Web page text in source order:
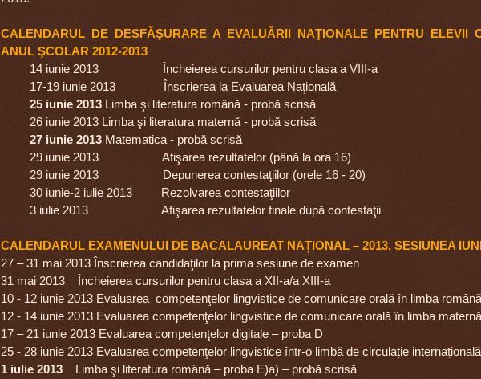
CALENDARUL DE DESFĂŞURARE A EVALUĂRII NAŢIONALE PENTRU ELEVII
ANUL ŞCOLAR 2012-2013
14 iunie 2013 Încheierea cursurilor pentru clasa a VIII-a
17-19 iunie 2013 Înscrierea la Evaluarea Naţională
25 iunie 2013 Limba şi literatura română - probă scrisă
26 iunie 2013 Limba şi literatura maternă - probă scrisă
27 iunie 2013 Matematica - probă scrisă
29 iunie 2013 Afişarea rezultatelor (până la ora 16)
29 iunie 2013 Depunerea contestaţiilor (orele 16 - 20)
30 iunie-2 iulie 2013 Rezolvarea contestaţiilor
3 iulie 2013 Afişarea rezultatelor finale după contestaţii
CALENDARUL EXAMENULUI DE BACALAUREAT NAȚIONAL – 2013, SESIUNEA
27 – 31 mai 2013 Înscrierea candidaţilor la prima sesiune de examen
31 mai 2013 Încheierea cursurilor pentru clasa a XII-a/a XIII-a
10 - 12 iunie 2013 Evaluarea competenţelor lingvistice de comunicare orală în limba
12 - 14 iunie 2013 Evaluarea competenţelor lingvistice de comunicare orală în limba
17 – 21 iunie 2013 Evaluarea competenţelor digitale – proba D
25 - 28 iunie 2013 Evaluarea competenţelor lingvistice într-o limbă de circulație
1 iulie 2013
Limba şi literatura română – proba E)a) – probă scrisă